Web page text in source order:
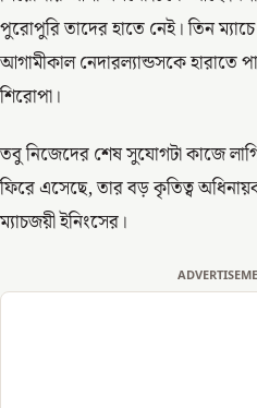
পুরোপুরি তাদের হাতে নেই। তিন
আগামীকাল নেদারল্যান্ডসকে হারাতে
শিরোপা।
তবু নিজেদের শেষ সুযোগটা কাজে
ফিরে এসেছে, তার বড় কৃতিত্ব
ম্যাচজয়ী ইনিংসের।